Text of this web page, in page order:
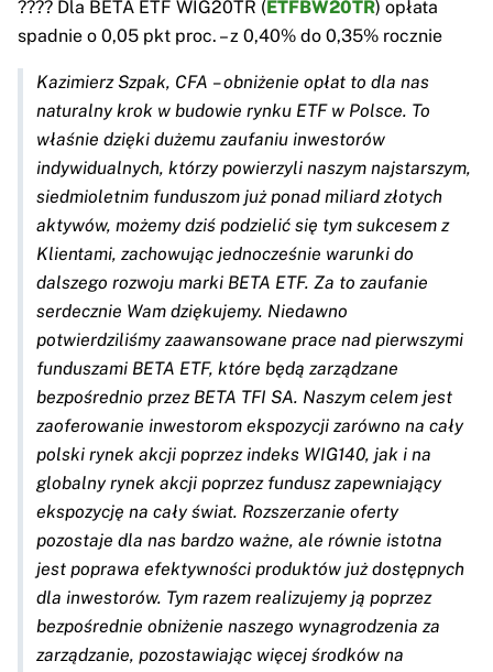
???? Dla BETA ETF WIG20TR (ETFBW20TR) opłata
spadnie o 0,05 pkt proc. – z 0,40% do 0,35% rocznie
Kazimierz Szpak, CFA – obniżenie opłat to dla nas
naturalny krok w budowie rynku ETF w Polsce. To
właśnie dzięki dużemu zaufaniu inwestorów
indywidualnych, którzy powierzyli naszym najstarszym,
siedmioletnim funduszom już ponad miliard złotych
aktywów, możemy dziś podzielić się tym sukcesem z
Klientami, zachowując jednocześnie warunki do
dalszego rozwoju marki BETA ETF. Za to zaufanie
serdecznie Wam dziękujemy. Niedawno
potwierdziliśmy zaawansowane prace nad pierwszymi
funduszami BETA ETF, które będą zarządzane
bezpośrednio przez BETA TFI SA. Naszym celem jest
zaoferowanie inwestorom ekspozycji zarówno na cały
polski rynek akcji poprzez indeks WIG140, jak i na
globalny rynek akcji poprzez fundusz zapewniający
ekspozycję na cały świat. Rozszerzanie oferty
pozostaje dla nas bardzo ważne, ale równie istotna
jest poprawa efektywności produktów już dostępnych
dla inwestorów. Tym razem realizujemy ją poprzez
bezpośrednie obniżenie naszego wynagrodzenia za
zarządzanie, pozostawiając więcej środków na